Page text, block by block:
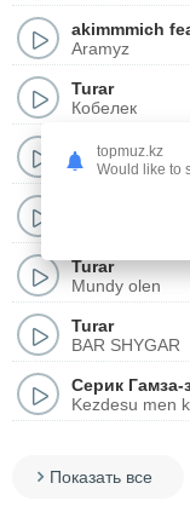
akimmmich
Aramyz
Turar
Кобелек
Janasil
This Is Auezov
Turar
Mundy olen
Turar
BAR SHYGAR
Серик Гамза-
Kezdesu men
Показать все
topmuz.kz
Would like to